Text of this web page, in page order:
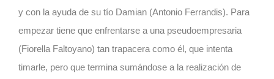
y con la ayuda de su tío Damian (Antonio Ferrandis). Para
empezar tiene que enfrentarse a una pseudoempresaria
(Fiorella Faltoyano) tan trapacera como él, que intenta
timarle, pero que termina sumándose a la realización de